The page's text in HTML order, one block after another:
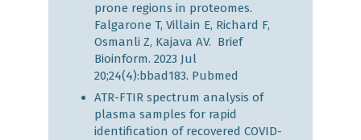
prone regions in proteomes.
Falgarone T, Villain E, Richard F,
Osmanli Z, Kajava AV. Brief
Bioinform. 2023 Jul
20;24(4):bbad183. Pubmed
ATR-FTIR spectrum analysis of
plasma samples for rapid
identification of recovered COVID-